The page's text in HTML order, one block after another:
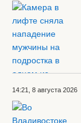
14:21, 8 августа 2026